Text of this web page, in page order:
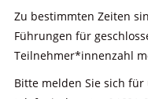
Zu bestimmten Zeiten
Führungen für
Teilnehmer*innenzahl
Bitte melden Sie sich